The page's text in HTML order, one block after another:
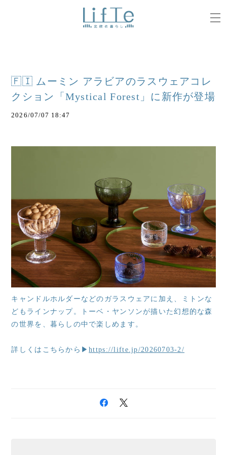
🇫🇮 ムーミン アラビアのラスウェアコレ
クション「Mystical Forest」に新作が登場
2026/07/07 18:47
キャンドルホルダーなどのガラスウェアに加え、ミトンな
どもラインナップ。トーベ・ヤンソンが描いた幻想的な森
の世界を、暮らしの中で楽しめます。
詳しくはこちらから▶https://lifte.jp/20260703-2/